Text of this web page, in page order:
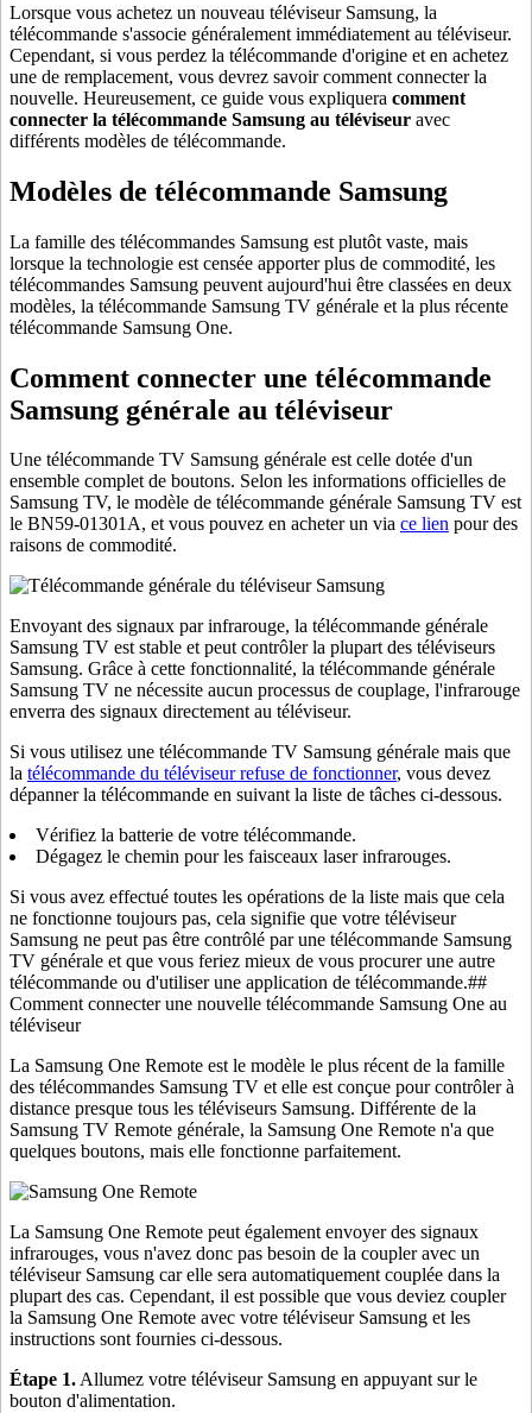
Lorsque vous achetez un nouveau téléviseur Samsung, la
télécommande s'associe généralement immédiatement au téléviseur.
Cependant, si vous perdez la télécommande d'origine et en achetez
une de remplacement, vous devrez savoir comment connecter la
nouvelle. Heureusement, ce guide vous expliquera comment
connecter la télécommande Samsung au téléviseur avec
différents modèles de télécommande.
Modèles de télécommande Samsung
La famille des télécommandes Samsung est plutôt vaste, mais
lorsque la technologie est censée apporter plus de commodité, les
télécommandes Samsung peuvent aujourd'hui être classées en deux
modèles, la télécommande Samsung TV générale et la plus récente
télécommande Samsung One.
Comment connecter une télécommande
Samsung générale au téléviseur
Une télécommande TV Samsung générale est celle dotée d'un
ensemble complet de boutons. Selon les informations officielles de
Samsung TV, le modèle de télécommande générale Samsung TV est
le BN59-01301A, et vous pouvez en acheter un via ce lien pour des
raisons de commodité.
Envoyant des signaux par infrarouge, la télécommande générale
Samsung TV est stable et peut contrôler la plupart des téléviseurs
Samsung. Grâce à cette fonctionnalité, la télécommande générale
Samsung TV ne nécessite aucun processus de couplage, l'infrarouge
enverra des signaux directement au téléviseur.
Si vous utilisez une télécommande TV Samsung générale mais que
la télécommande du téléviseur refuse de fonctionner, vous devez
dépanner la télécommande en suivant la liste de tâches ci-dessous.
Vérifiez la batterie de votre télécommande.
Dégagez le chemin pour les faisceaux laser infrarouges.
Si vous avez effectué toutes les opérations de la liste mais que cela
ne fonctionne toujours pas, cela signifie que votre téléviseur
Samsung ne peut pas être contrôlé par une télécommande Samsung
TV générale et que vous feriez mieux de vous procurer une autre
télécommande ou d'utiliser une application de télécommande.##
Comment connecter une nouvelle télécommande Samsung One au
téléviseur
La Samsung One Remote est le modèle le plus récent de la famille
des télécommandes Samsung TV et elle est conçue pour contrôler à
distance presque tous les téléviseurs Samsung. Différente de la
Samsung TV Remote générale, la Samsung One Remote n'a que
quelques boutons, mais elle fonctionne parfaitement.
La Samsung One Remote peut également envoyer des signaux
infrarouges, vous n'avez donc pas besoin de la coupler avec un
téléviseur Samsung car elle sera automatiquement couplée dans la
plupart des cas. Cependant, il est possible que vous deviez coupler
la Samsung One Remote avec votre téléviseur Samsung et les
instructions sont fournies ci-dessous.
Étape 1.Allumez votre téléviseur Samsung en appuyant sur le
bouton d'alimentation.